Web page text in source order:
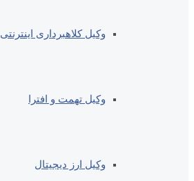
وکیل کلاهبرداری اینترنتی
وکیل تهمت و افترا
وکیل ارز دیجیتال